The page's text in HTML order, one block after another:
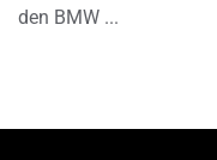
den BMW